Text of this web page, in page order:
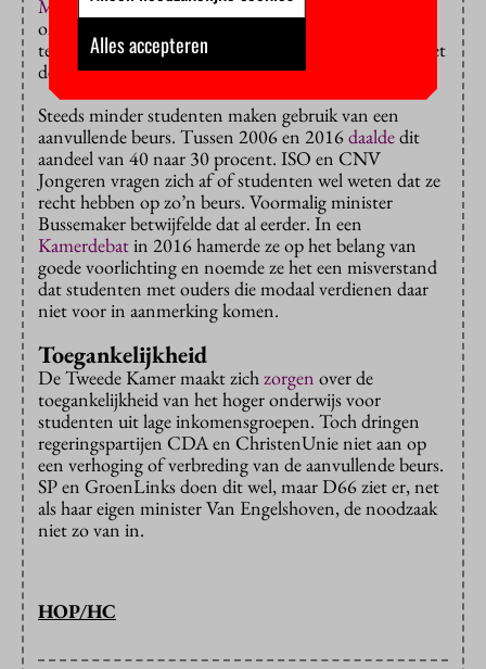
Monitor beleidsmaatregelenlaat zien dat het hoger
onderwijs sindsdien toegankelijk is gebleven. Tot
teleurstelling van het ISO doet ze vooralsnog niets met
de voorstellen.
Steeds minder studenten maken gebruik van een
aanvullende beurs. Tussen 2006 en 2016daaldedit
aandeel van 40 naar 30 procent. ISO en CNV
Jongeren vragen zich af of studenten wel weten dat ze
recht hebben op zo’n beurs. Voormalig minister
Bussemaker betwijfelde dat al eerder. In een
Kamerdebatin 2016 hamerde ze op het belang van
goede voorlichting en noemde ze het een misverstand
dat studenten met ouders die modaal verdienen daar
niet voor in aanmerking komen.
Toegankelijkheid
De Tweede Kamer maakt zichzorgen over de
toegankelijkheid van het hoger onderwijs voor
studenten uit lage inkomensgroepen. Toch dringen
regeringspartijen CDA en ChristenUnie niet aan op
een verhoging of verbreding van de aanvullende beurs.
SP en GroenLinks doen dit wel, maar D66 ziet er, net
als haar eigen minister Van Engelshoven, de noodzaak
niet zo van in.
HOP/HC
Alles accepteren